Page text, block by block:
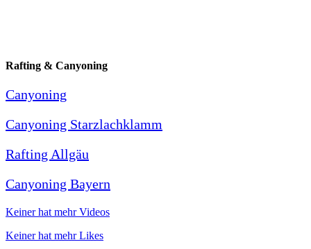
Rafting & Canyoning
Canyoning
Canyoning Starzlachklamm
Rafting Allgäu
Canyoning Bayern
Keiner hat mehr Videos
Keiner hat mehr Likes